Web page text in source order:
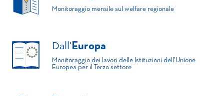
Monitoraggio mensile sul welfare regionale
Dall' Europa
Monitoraggio dei lavori delle Istituzioni dell'Unione
Europea per il Terzo settore